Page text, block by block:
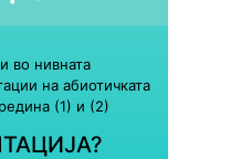
во нивната
на абиотичката
(1) и (2)